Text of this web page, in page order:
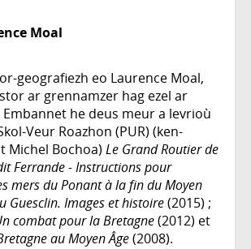
Moal
geografiezh eo Laurence Moal,
ar grennamzer hag ezel ar
Embannet he deus meur a levrioù
Veur Roazhon (PUR) (ken-
Michel Bochoa) Le Grand Routier de
Ferrande - Instructions pour
mers du Ponant à la fin du Moyen
Guesclin. Images et histoire(2015) ;
combat pour la Bretagne(2012) et
au Moyen Âge(2008).